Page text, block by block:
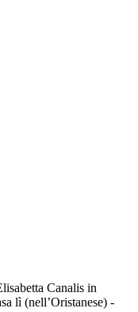
Canalis in
lì (nell’Oristanese) -